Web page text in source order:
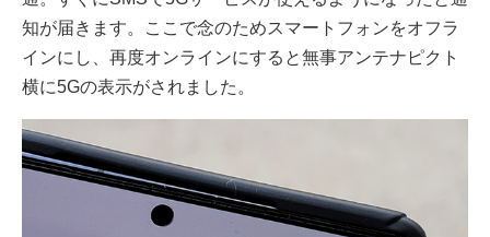
知が届きます。ここで念のためスマートフォンをオフラ
インにし、再度オンラインにすると無事アンテナピクト
横に5Gの表示がされました。